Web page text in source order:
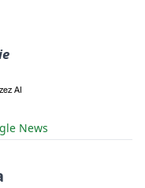
News